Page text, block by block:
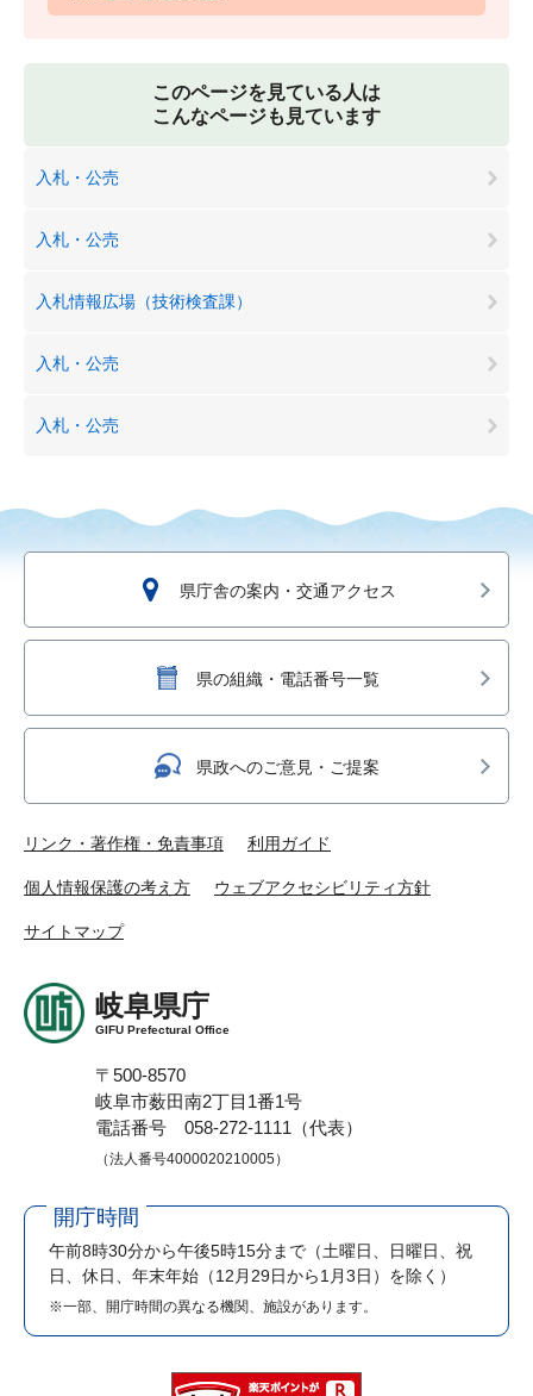
このページを見ている人は
こんなページも見ています
入札・公売
入札・公売
入札情報広場（技術検査課）
入札・公売
入札・公売
県庁舎の案内・交通アクセス
県の組織・電話番号一覧
県政へのご意見・ご提案
リンク・著作権・免責事項 利用ガイド
個人情報保護の考え方 ウェブアクセシビリティ方針
サイトマップ
岐阜県庁
GIFU Prefectural Office
〒500-8570
岐阜市薮田南2丁目1番1号
電話番号 058-272-1111（代表）
（法人番号4000020210005）
開庁時間
午前8時30分から午後5時15分まで （土曜日、日曜日、祝
日、休日、年末年始（12月29日から1月3日）を除く）
※一部、開庁時間の異なる機関、施設があります。